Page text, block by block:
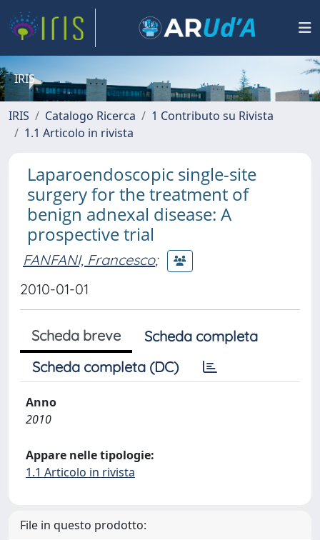
IRIS
IRIS Catalogo Ricerca
1 Contributo su Rivista
1.1 Articolo in rivista
Laparoendoscopic single-site
surgery for the treatment of
benign adnexal disease: A
prospective trial
FANFANI, Francesco;
2010-01-01
Scheda breve
Scheda completa
Scheda completa (DC)
Anno
2010
Appare nelle tipologie:
1.1 Articolo in rivista
File in questo prodotto: